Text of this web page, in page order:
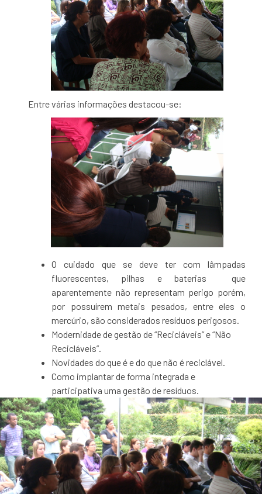
Entre várias informações destacou-se:
O cuidado que se deve ter com lâmpadas
fluorescentes, pilhas e baterias que
aparentemente não representam perigo porém,
por possuírem metais pesados, entre eles o
mercúrio, são considerados resíduos perigosos.
Modernidade de gestão de “Recicláveis” e “Não
Recicláveis”.
Novidades do que é e do que não é reciclável.
Como implantar de forma integrada e
participativa uma gestão de resíduos.